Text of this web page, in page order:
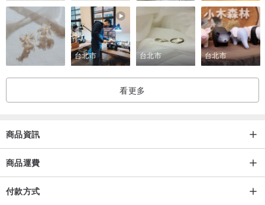
鑲嵌原礦天然石，每一顆皆擁有無法複製的紋理與色澤，成就專屬於
你的獨一無二。
就像被珍藏的寶貝般，靜靜閃耀，值得細細收藏。
┃飾品特色┃
• 999純銀與925純銀低敏材質製作
• 免費附高雅灰色系包裝
┃商品說明┃
◆材質﹕ 925純銀鍊/ 日本相田999純銀黏土墜子/ 藍寶石或尖晶石
台北市 台北市 台北市
看更多
商品資訊
商品運費
付款方式